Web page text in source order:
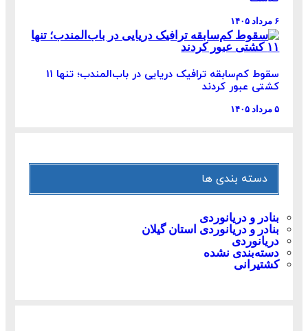
۶ مرداد ۱۴۰۵
سقوط کم‌سابقه ترافیک دریایی در باب‌المندب؛ تنها ۱۱
کشتی عبور کردند
۵ مرداد ۱۴۰۵
دسته بندی ها
بنادر و دریانوردی
بنادر و دریانوردی استان گیلان
دریانوردی
دسته‌بندی نشده
کشتیرانی